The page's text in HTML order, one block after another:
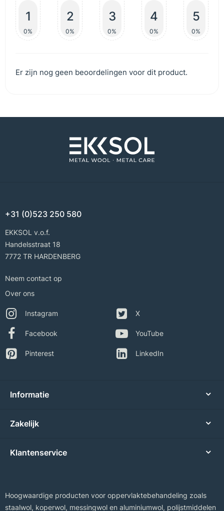
1
0%
2
0%
3
0%
4
0%
5
0%
Er zijn nog geen beoordelingen voor dit product.
+31 (0)523 250 580
EKKSOL v.o.f.
Handelsstraat 18
7772 TR HARDENBERG
Neem contact op
Over ons
Instagram
Facebook
Pinterest
X
YouTube
LinkedIn
Informatie
Zakelijk
Klantenservice
Hoogwaardige producten voor oppervlaktebehandeling zoals
staalwol, koperwol, messingwol en aluminiumwol, polijstmiddelen